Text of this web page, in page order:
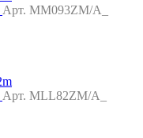
Арт. MM093ZM/A_
Арт. MLL82ZM/A_